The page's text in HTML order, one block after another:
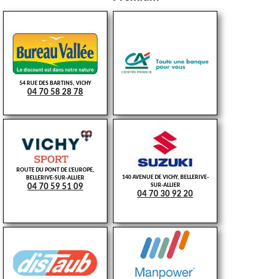
54 RUE DES BARTINS, VICHY
04 70 58 28 78
ROUTE DU PONT DE L'EUROPE,
BELLERIVE-SUR-ALLIER
04 70 59 51 09
140 AVENUE DE VICHY, BELLERIVE-
SUR-ALLIER
04 70 30 92 20